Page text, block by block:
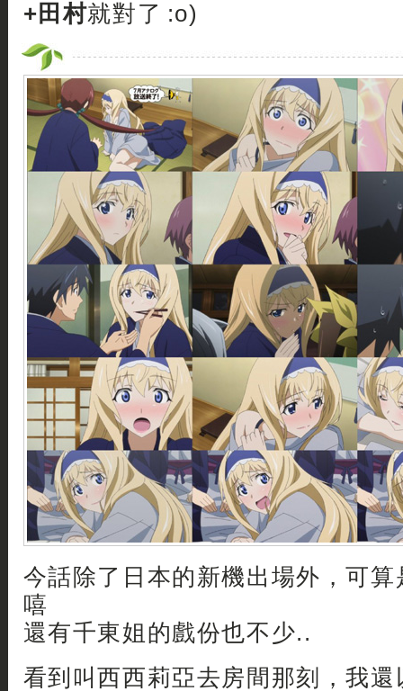
+田村就對了 :o)
今話除了日本的新機出場外，可
嘻
還有千東姐的戲份也不少..
看到叫西西莉亞去房間那刻，我